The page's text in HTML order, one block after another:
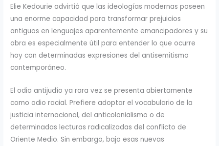
Elie Kedourie advirtió que las ideologías modernas poseen
una enorme capacidad para transformar prejuicios
antiguos en lenguajes aparentemente emancipadores y su
obra es especialmente útil para entender lo que ocurre
hoy con determinadas expresiones del antisemitismo
contemporáneo.
El odio antijudío ya rara vez se presenta abiertamente
como odio racial. Prefiere adoptar el vocabulario de la
justicia internacional, del anticolonialismo o de
determinadas lecturas radicalizadas del conflicto de
Oriente Medio. Sin embargo, bajo esas nuevas